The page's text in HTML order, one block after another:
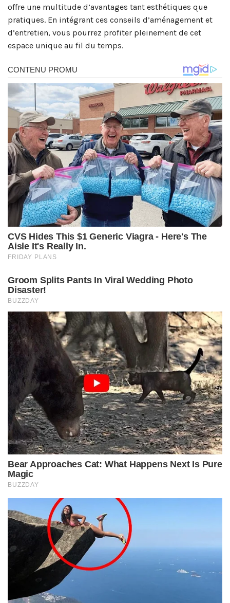
offre une multitude d’avantages tant esthétiques que
pratiques. En intégrant ces conseils d’aménagement et
d’entretien, vous pourrez profiter pleinement de cet
espace unique au fil du temps.